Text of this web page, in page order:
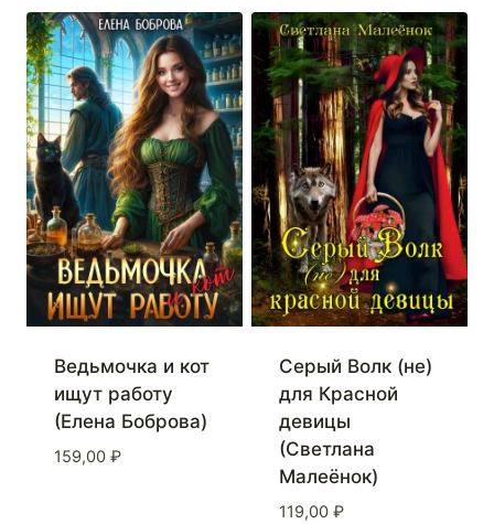
Ведьмочка и кот
ищут работу
(Елена Боброва)
159,00 ₽
Серый Волк (не)
для Красной
девицы
(Светлана
Малеёнок)
119,00 ₽